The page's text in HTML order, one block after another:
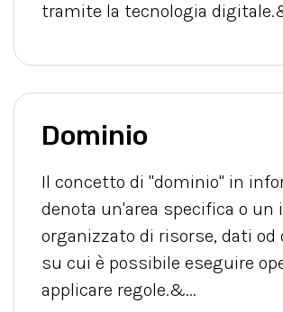
tramite la tecnologia
Dominio
Il concetto di "dominio" in
denota un'area specifica o un
organizzato di risorse, dati od
su cui è possibile eseguire
applicare regole.&...